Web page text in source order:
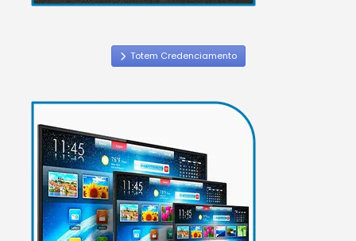
Totem Credenciamento